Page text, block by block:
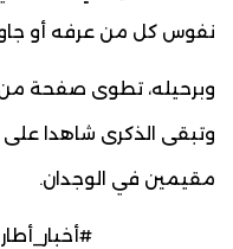
نفوس كل من عرفه أو
وبرحيله، تطوى صفحة
وتبقى الذكرى شاهدا على
مقيمين في الوجدان.
#أخبار_أطار